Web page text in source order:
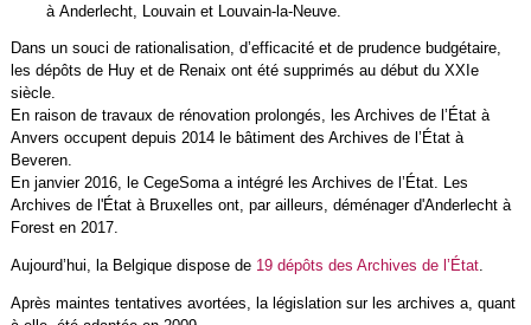
à Anderlecht, Louvain et Louvain-la-Neuve.
Dans un souci de rationalisation, d’efficacité et de prudence budgétaire,
les dépôts de Huy et de Renaix ont été supprimés au début du XXIe
siècle.
En raison de travaux de rénovation prolongés, les Archives de l’État à
Anvers occupent depuis 2014 le bâtiment des Archives de l’État à
Beveren.
En janvier 2016, le CegeSoma a intégré les Archives de l’État. Les
Archives de l'État à Bruxelles ont, par ailleurs, déménager d'Anderlecht à
Forest en 2017.
Aujourd’hui, la Belgique dispose de 19 dépôts des Archives de l’État.
Après maintes tentatives avortées, la législation sur les archives a, quant